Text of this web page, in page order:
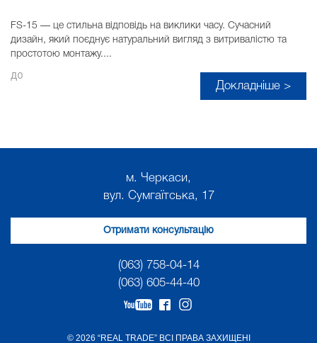
FS-15 — це стильна відповідь на виклики часу. Сучасний
дизайн, який поєднує натуральний вигляд з витривалістю та
простотою монтажу....
до
Докладніше >
м. Черкаси,
вул. Сумгаїтська, 17
Отримати консультацію
(063) 758-04-14
(063) 605-44-40
© 2026 “REAL TRADE” ВСІ ПРАВА ЗАХИЩЕНІ